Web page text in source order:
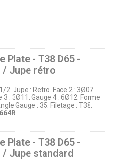
Plate - T38 D65 -
/ Jupe rétro
2. Jupe : Retro. Face 2 : 3Ø07.
3 : 3Ø11. Gauge 4 : 6Ø12. Forme
Gauge : 35. Filetage : T38.
Plate - T38 D65 -
Jupe standard